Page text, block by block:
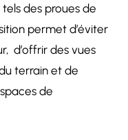
des proues de
permet d’éviter
d’offrir des vues
terrain et de
de